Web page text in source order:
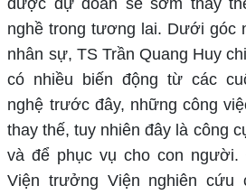
nghề trong tương lai. Dưới góc
nhân sự, TS Trần Quang Huy
có nhiều biến động từ các
nghệ trước đây, những công
thay thế, tuy nhiên đây là công
và để phục vụ cho con
Viện trưởng Viện nghiên cứu